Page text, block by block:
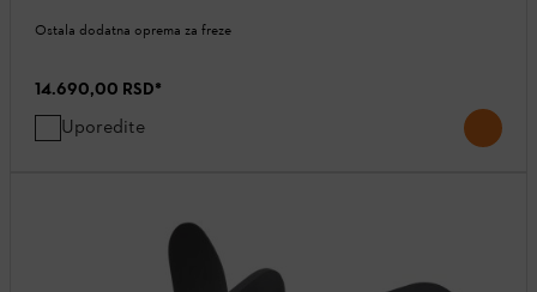
Ostala dodatna oprema za freze
14.690,00 RSD*
Uporedite